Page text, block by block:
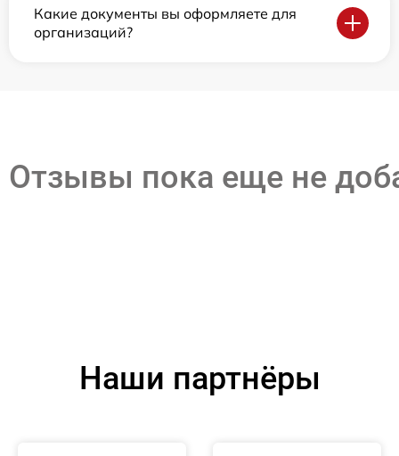
Какие документы вы оформляете для
организаций?
Отзывы пока еще не
Наши партнёры